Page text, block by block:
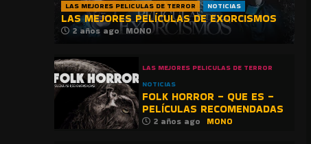
LAS MEJORES PELICULAS DE TERROR NOTICIAS
LAS MEJORES PELÍCULAS DE EXORCISMOS
2 años ago MONO
LAS MEJORES PELICULAS DE TERROR
NOTICIAS
FOLK HORROR – QUE ES –
PELÍCULAS RECOMENDADAS
2 años ago MONO